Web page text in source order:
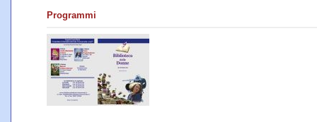
Programmi